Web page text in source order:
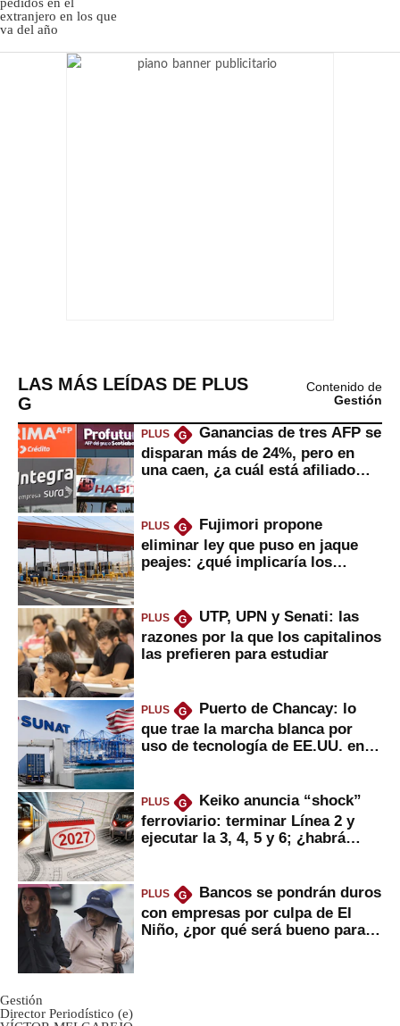
LAS MÁS LEÍDAS DE PLUS
G
Contenido de
Gestión
PLUS G
Ganancias de tres AFP se
disparan más de 24%, pero en
una caen, ¿a cuál está afiliado
PLUS G
Fujimori propone
eliminar ley que puso en jaque
peajes: ¿qué implicaría los
PLUS G
UTP, UPN y Senati: las
razones por la que los capitalinos
las prefieren para estudiar
PLUS G
Puerto de Chancay: lo
que trae la marcha blanca por
uso de tecnología de EE.UU. en
PLUS G
Keiko anuncia “shock”
ferroviario: terminar Línea 2 y
ejecutar la 3, 4, 5 y 6; ¿habrá
PLUS G
Bancos se pondrán duros
con empresas por culpa de El
Niño, ¿por qué será bueno para
Gestión
Director Periodístico (e)